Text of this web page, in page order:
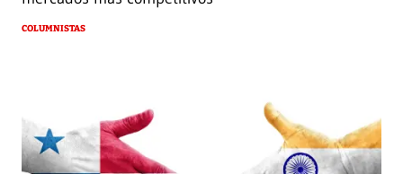
COLUMNISTAS